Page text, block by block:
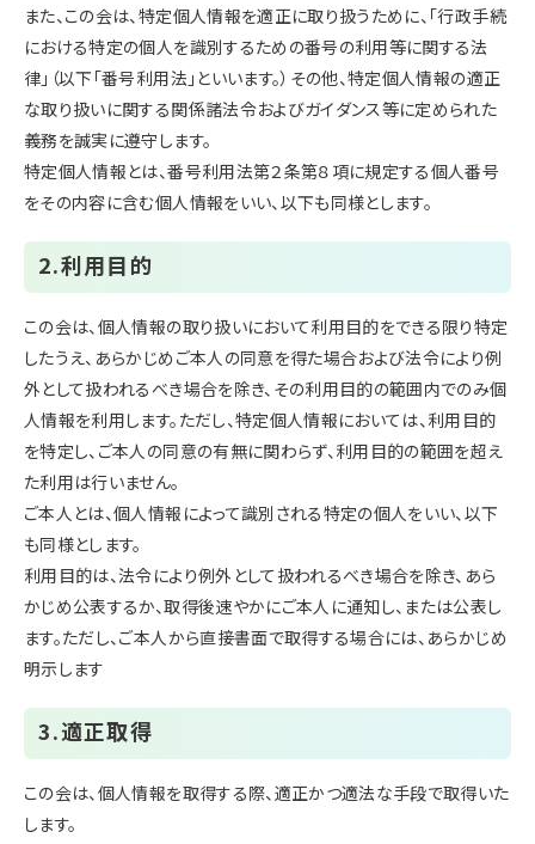
また、この会は、特定個人情報を適正に取り扱うために、「行政手続
における特定の個人を識別するための番号の利用等に関する法
律」（以下「番号利用法」といいます。）その他、特定個人情報の適正
な取り扱いに関する関係諸法令およびガイダンス等に定められた
義務を誠実に遵守します。
特定個人情報とは、番号利用法第２条第８項に規定する個人番号
をその内容に含む個人情報をいい、以下も同様とします。
2.利用目的
この会は、個人情報の取り扱いにおいて利用目的をできる限り特定
したうえ、あらかじめご本人の同意を得た場合および法令により例
外として扱われるべき場合を除き、その利用目的の範囲内でのみ個
人情報を利用します。ただし、特定個人情報においては、利用目的
を特定し、ご本人の同意の有無に関わらず、利用目的の範囲を超え
た利用は行いません。
ご本人とは、個人情報によって識別される特定の個人をいい、以下
も同様とします。
利用目的は、法令により例外として扱われるべき場合を除き、あら
かじめ公表するか、取得後速やかにご本人に通知し、または公表し
ます。ただし、ご本人から直接書面で取得する場合には、あらかじめ
明示します
3.適正取得
この会は、個人情報を取得する際、適正かつ適法な手段で取得いた
します。